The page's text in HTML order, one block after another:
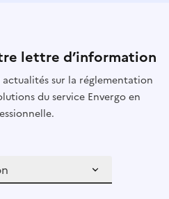
lettre d’information
actualités sur la réglementation
du service Envergo en